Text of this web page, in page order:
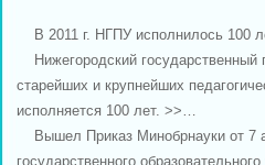
В 2011 г. НГПУ исполнилось 100
Нижегородский государственный
старейших и крупнейших
исполняется 100 лет. >>…
Вышел Приказ Минобрнауки от 7
государственного